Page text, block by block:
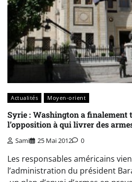
Actualités Moyen-orient
Syrie : Washington a finalement
l’opposition à qui livrer des
Sami 25 Mai 2012 0
Les responsables américains
l’administration du président